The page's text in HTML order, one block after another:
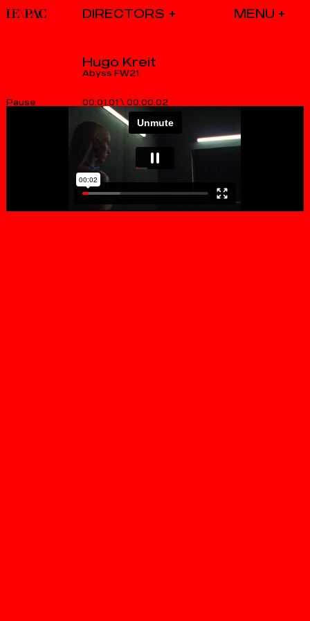
DIRECTORS
00.01.01 \ 00.00.03
Hugo Kreit
Abyss FW21